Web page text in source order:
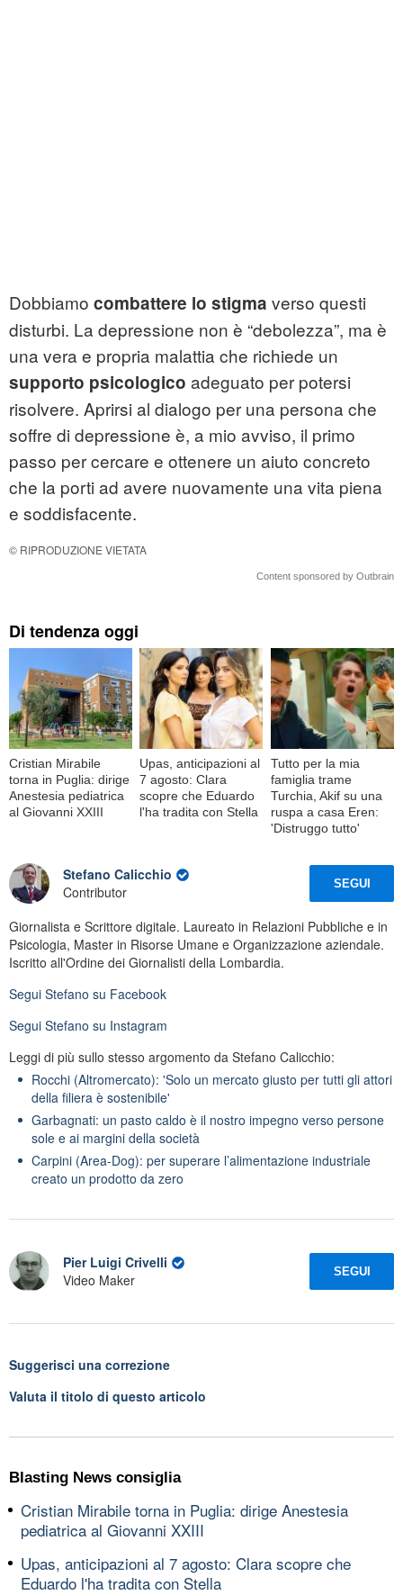
Dobbiamo combattere lo stigma verso questi
disturbi. La depressione non è “debolezza”, ma è
una vera e propria malattia che richiede un
supporto psicologico adeguato per potersi
risolvere. Aprirsi al dialogo per una persona che
soffre di depressione è, a mio avviso, il primo
passo per cercare e ottenere un aiuto concreto
che la porti ad avere nuovamente una vita piena
e soddisfacente.
© RIPRODUZIONE VIETATA
Content sponsored by Outbrain
Di tendenza oggi
Cristian Mirabile
torna in Puglia: dirige
Anestesia pediatrica
al Giovanni XXIII
Upas, anticipazioni al
7 agosto: Clara
scopre che Eduardo
l'ha tradita con Stella
Tutto per la mia
famiglia trame
Turchia, Akif su una
ruspa a casa Eren:
'Distruggo tutto'
Stefano Calicchio
Contributor
SEGUI
Giornalista e Scrittore digitale. Laureato in Relazioni Pubbliche e in
Psicologia, Master in Risorse Umane e Organizzazione aziendale.
Iscritto all'Ordine dei Giornalisti della Lombardia.
Segui Stefano su Facebook
Segui Stefano su Instagram
Leggi di più sullo stesso argomento da Stefano Calicchio:
Rocchi (Altromercato): 'Solo un mercato giusto per tutti gli attori
della filiera è sostenibile'
Garbagnati: un pasto caldo è il nostro impegno verso persone
sole e ai margini della società
Carpini (Area-Dog): per superare l’alimentazione industriale
creato un prodotto da zero
Pier Luigi Crivelli
Video Maker
SEGUI
Suggerisci una correzione
Valuta il titolo di questo articolo
Blasting News consiglia
Cristian Mirabile torna in Puglia: dirige Anestesia
pediatrica al Giovanni XXIII
Upas, anticipazioni al 7 agosto: Clara scopre che
Eduardo l'ha tradita con Stella